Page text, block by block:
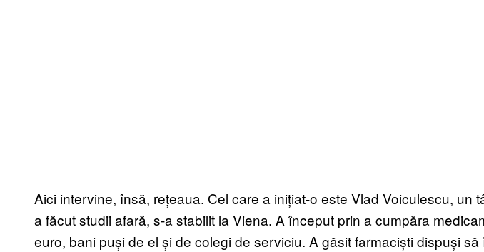
Aici intervine, însă, rețeaua. Cel care a inițiat-o este Vlad Voiculescu, un
a făcut studii afară, s-a stabilit la Viena. A început prin a cumpăra
euro, bani puși de el și de colegi de serviciu. A găsit farmaciști dispuși să